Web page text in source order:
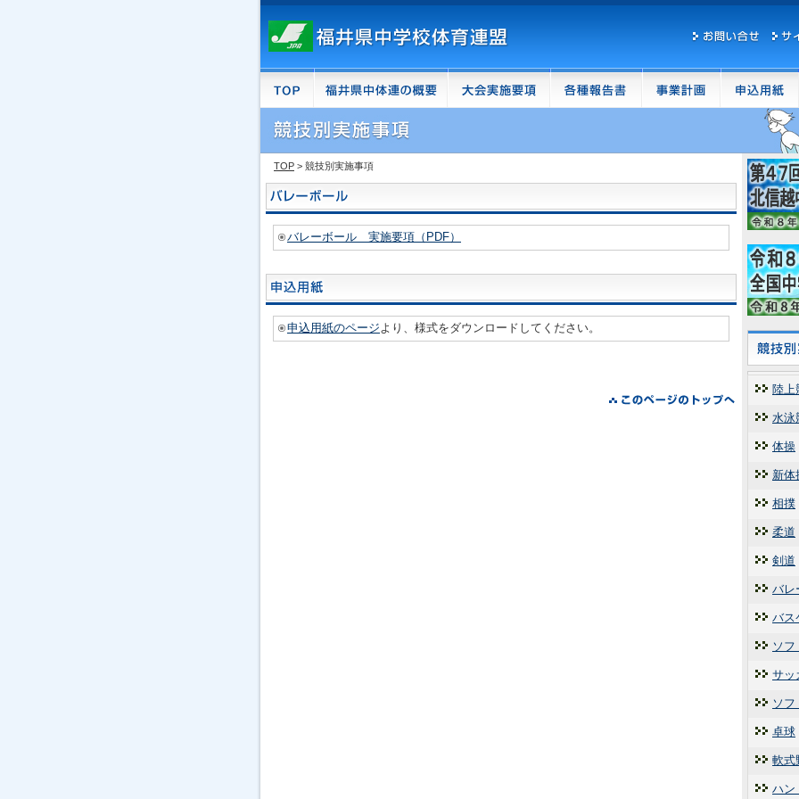
TOP > 競技別実施事項
バレーボール 実施要項（PDF）
申込用紙のページより、様式をダウンロードしてください。
陸上
水泳
体操
新体
相撲
柔道
剣道
バレ
バス
ソフ
サッ
ソフ
卓球
軟式
ハン